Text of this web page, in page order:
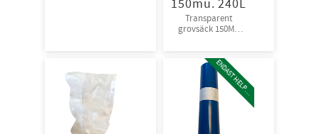
150mu. 240L
Transparent
grovsäck 150Mμ
E
N
D
A
S
T
H
E
L
P
A
L
L